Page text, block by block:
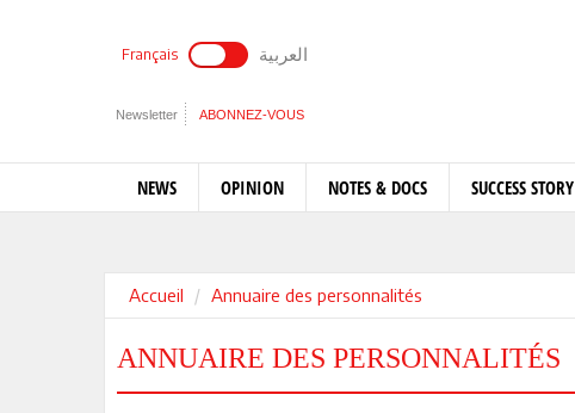
Français العربية
Newsletter ABONNEZ-VOUS
NEWS OPINION NOTES & DOCS SUCCESS STORY
Accueil Annuaire des personnalités
ANNUAIRE DES PERSONNALITÉS